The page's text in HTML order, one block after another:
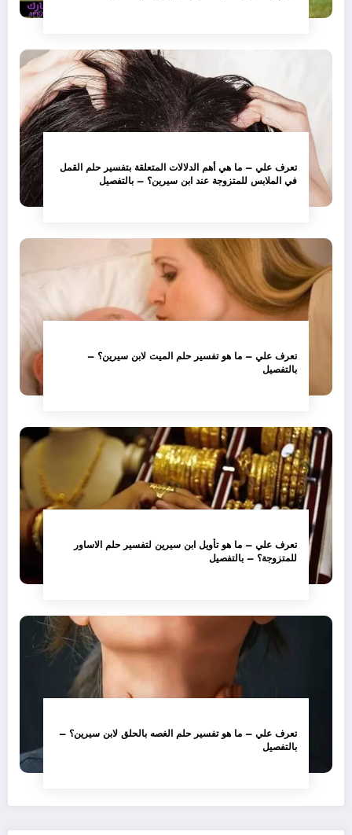
تعرف علي – ما هي أهم الدلالات المتعلقة بتفسير حلم القمل
في الملابس للمتزوجة عند ابن سيرين؟ – بالتفصيل
تعرف علي – ما هو تفسير حلم الميت لابن سيرين؟ –
بالتفصيل
تعرف علي – ما هو تأويل ابن سيرين لتفسير حلم الاساور
للمتزوجة؟ – بالتفصيل
تعرف علي – ما هو تفسير حلم الغصه بالحلق لابن سيرين؟ –
بالتفصيل